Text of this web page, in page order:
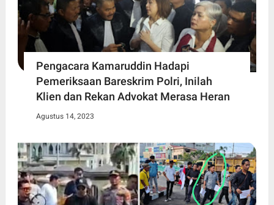
Pengacara Kamaruddin Hadapi
Pemeriksaan Bareskrim Polri, Inilah
Klien dan Rekan Advokat Merasa Heran
Agustus 14, 2023